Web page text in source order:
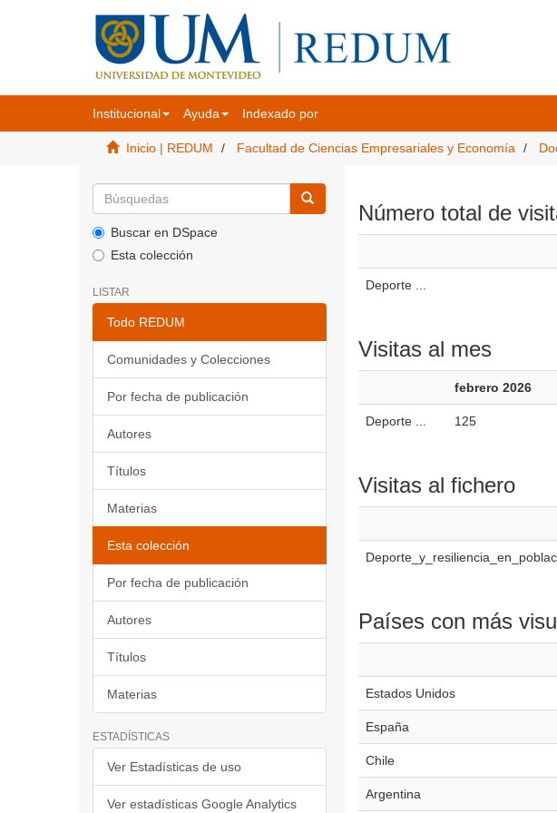
Institucional Ayuda Indexado por
Inicio | REDUM Facultad de Ciencias Empresariales y Economía
Buscar en DSpace
Esta colección
LISTAR
Todo REDUM
Comunidades y Colecciones
Por fecha de publicación
Autores
Títulos
Materias
Esta colección
Por fecha de publicación
Autores
Títulos
Materias
ESTADÍSTICAS
Ver Estadísticas de uso
Ver estadísticas Google Analytics
Número total de
Deporte ...
Visitas al mes
febrero 2026
Deporte ... 125
Visitas al fichero
Países con más
Estados Unidos
España
Chile
Argentina